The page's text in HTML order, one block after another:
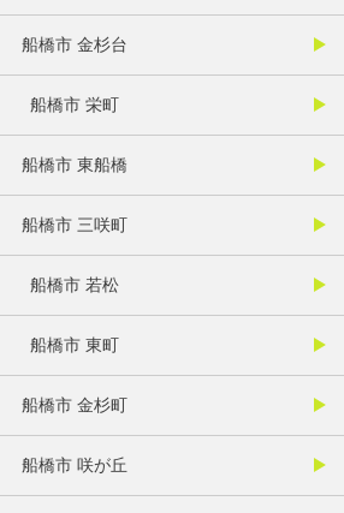
船橋市 金杉台
船橋市 栄町
船橋市 東船橋
船橋市 三咲町
船橋市 若松
船橋市 東町
船橋市 金杉町
船橋市 咲が丘